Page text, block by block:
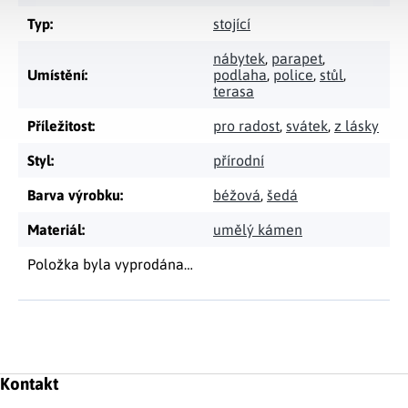
Typ: stojící
Umístění:
nábytek, parapet,
podlaha, police, stůl,
terasa
Příležitost: pro radost, svátek, z lásky
Styl: přírodní
Barva výrobku: béžová, šedá
Materiál: umělý kámen
Položka byla vyprodána…
Zápatí
Kontakt